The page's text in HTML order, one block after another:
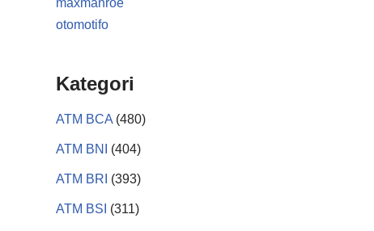
maxmanroe
otomotifo
Kategori
ATM BCA (480)
ATM BNI (404)
ATM BRI (393)
ATM BSI (311)